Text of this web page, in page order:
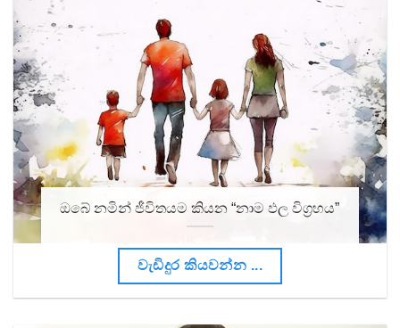
ඔබේ නමින් ජීවිතයම කියන “නාම ඵල විග්‍රහය”
වැඩිදුර කියවන්න ...